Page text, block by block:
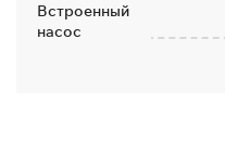
Встроенный
насос